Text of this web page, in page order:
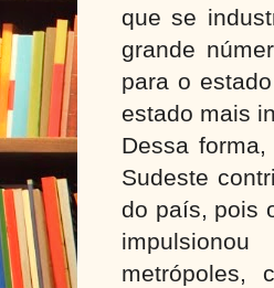
que se
grande
para o
estado mais
Dessa
Sudeste
do país, pois
metrópoles,